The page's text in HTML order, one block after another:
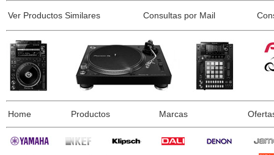
Ver Productos Similares Consultas por Mail
Home Productos Marcas